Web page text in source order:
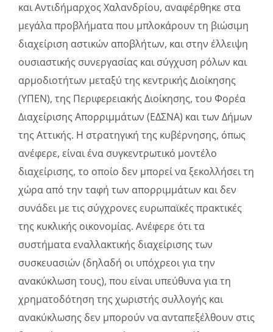
και Αντιδήμαρχος Χαλανδρίου, αναφέρθηκε στα
μεγάλα προβλήματα που μπλοκάρουν τη βιώσιμη
διαχείριση αστικών αποβλήτων, και στην έλλειψη
ουσιαστικής συνεργασίας και σύγχυση ρόλων και
αρμοδιοτήτων μεταξύ της κεντρικής Διοίκησης
(ΥΠΕΝ), της Περιφερειακής Διοίκησης, του Φορέα
Διαχείρισης Απορριμμάτων (ΕΔΣΝΑ) και των Δήμων
της Αττικής. Η στρατηγική της κυβέρνησης, όπως
ανέφερε, είναι ένα συγκεντρωτικό μοντέλο
διαχείρισης, το οποίο δεν μπορεί να ξεκολλήσει τη
χώρα από την ταφή των απορριμμάτων και δεν
συνάδει με τις σύγχρονες ευρωπαϊκές πρακτικές
της κυκλικής οικονομίας. Ανέφερε ότι τα
συστήματα εναλλακτικής διαχείρισης των
συσκευασιών (δηλαδή οι υπόχρεοι για την
ανακύκλωση τους), που είναι υπεύθυνα για τη
χρηματοδότηση της χωριστής συλλογής και
ανακύκλωσης δεν μπορούν να ανταπεξέλθουν στις